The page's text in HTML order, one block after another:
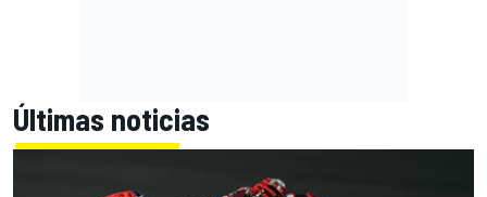
Últimas noticias